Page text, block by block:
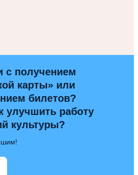
с получением
карты» или
билетов?
улучшить работу
культуры?